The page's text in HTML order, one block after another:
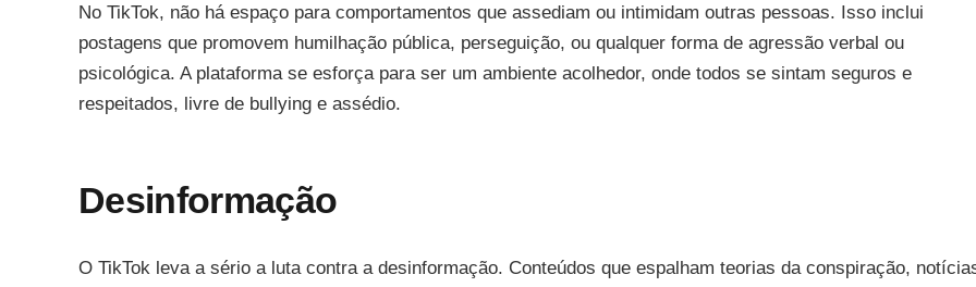
No TikTok, não há espaço para comportamentos que assediam ou intimidam outras pessoas. Isso inclui
postagens que promovem humilhação pública, perseguição, ou qualquer forma de agressão verbal ou
psicológica. A plataforma se esforça para ser um ambiente acolhedor, onde todos se sintam seguros e
respeitados, livre de bullying e assédio.
Desinformação
O TikTok leva a sério a luta contra a desinformação. Conteúdos que espalham teorias da conspiração,